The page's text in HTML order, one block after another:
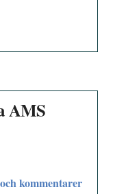
AMS
kommentarer